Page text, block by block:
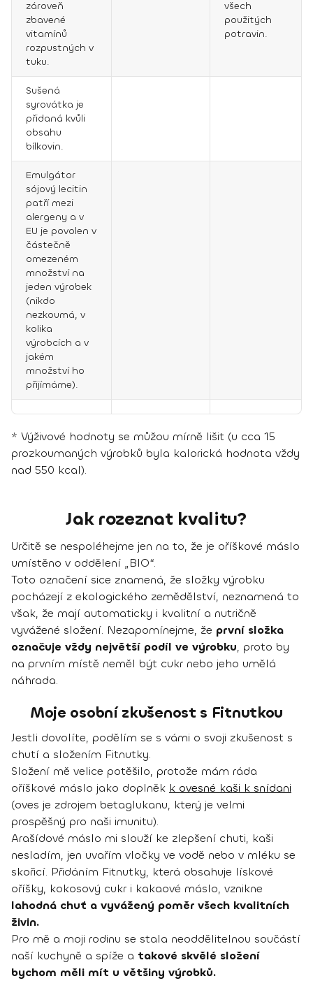
zároveň
zbavené
vitamínů
rozpustných v
tuku.
všech
použitých
potravin.
Sušená
syrovátka je
přidaná kvůli
obsahu
bílkovin.
Emulgátor
sójový lecitin
patří mezi
alergeny a v
EU je povolen v
částečně
omezeném
množství na
jeden výrobek
(nikdo
nezkoumá, v
kolika
výrobcích a v
jakém
množství ho
přijímáme).
* Výživové hodnoty se můžou mírně lišit (u cca 15
prozkoumaných výrobků byla kalorická hodnota vždy
nad 550 kcal).
Jak rozeznat kvalitu?
Určitě se nespoléhejme jen na to, že je oříškové máslo
umístěno v oddělení „BIO“.
Toto označení sice znamená, že složky výrobku
pocházejí z ekologického zemědělství, neznamená to
však, že mají automaticky i kvalitní a nutričně
vyvážené složení. Nezapomínejme, že první složka
označuje vždy největší podíl ve výrobku, proto by
na prvním místě neměl být cukr nebo jeho umělá
náhrada.
Moje osobní zkušenost s Fitnutkou
Jestli dovolíte, podělím se s vámi o svoji zkušenost s
chutí a složením Fitnutky.
Složení mě velice potěšilo, protože mám ráda
oříškové máslo jako doplněk k ovesné kaši k snídani
(oves je zdrojem betaglukanu, který je velmi
prospěšný pro naši imunitu).
Arašídové máslo mi slouží ke zlepšení chuti, kaši
nesladím, jen uvařím vločky ve vodě nebo v mléku se
skořicí. Přidáním Fitnutky, která obsahuje lískové
oříšky, kokosový cukr i kakaové máslo, vznikne
lahodná chuť a vyvážený poměr všech kvalitních
živin.
Pro mě a moji rodinu se stala neoddělitelnou součástí
naší kuchyně a spíže a takové skvělé složení
bychom měli mít u většiny výrobků.